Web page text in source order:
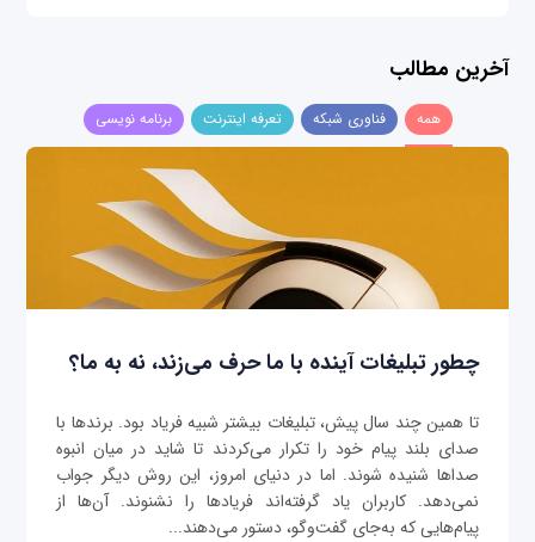
آخرین مطالب
همه فناوری شبکه تعرفه اینترنت برنامه نویسی
چطور تبلیغات آینده با ما حرف می‌زند، نه به ما؟
تا همین چند سال پیش، تبلیغات بیشتر شبیه فریاد بود. برندها با
صدای بلند پیام خود را تکرار می‌کردند تا شاید در میان انبوه
صداها شنیده شوند. اما در دنیای امروز، این روش دیگر جواب
نمی‌دهد. کاربران یاد گرفته‌اند فریادها را نشنوند. آن‌ها از
پیام‌هایی که به‌جای گفت‌وگو، دستور می‌دهند...